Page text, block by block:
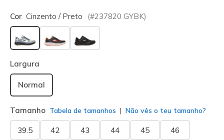
Cor Cinzento / Preto (#237820 GYBK)
selecionado
Largura
Normal
Tamanho Tabela de tamanhos Não vês o teu tamanho?
39.5 42 43 44 45 46